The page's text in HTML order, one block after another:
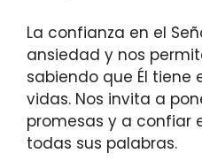
La confianza en el
ansiedad y nos
sabiendo que Él tiene
vidas. Nos invita a
promesas y a confiar
todas sus palabras.